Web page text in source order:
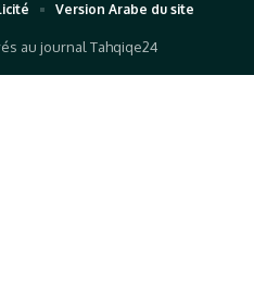
au journal Tahqiqe24
Version Arabe du site